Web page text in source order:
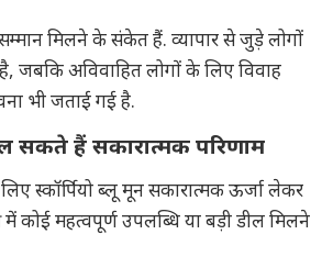
मिलने के संकेत हैं. व्यापार से जुड़े लोगों
जबकि अविवाहित लोगों के लिए विवाह
भी जताई गई है.
सकते हैं सकारात्मक परिणाम
स्कॉर्पियो ब्लू मून सकारात्मक ऊर्जा लेकर
में कोई महत्वपूर्ण उपलब्धि या बड़ी डील मिलने